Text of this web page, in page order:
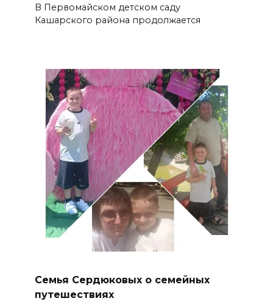
В Первомайском детском саду
Кашарского района продолжается
Семья Сердюковых о семейных
путешествиях